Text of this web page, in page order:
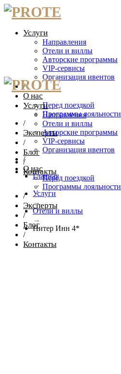
Услуги
Направления
Отели и виллы
Авторские программы
VIP-сервисы
Организация ивентов
/
О нас
Перед поездкой
Программы лояльности
/
Эксперты
/
Блог
/
Контакты
Услуги
Направления
Отели и виллы
Авторские программы
VIP-сервисы
Организация ивентов
/
О нас
Перед поездкой
Программы лояльности
/
Эксперты
/
Блог
/
Контакты
Главная
→
Услуги
→
Отели и виллы
→
Питер Инн 4*